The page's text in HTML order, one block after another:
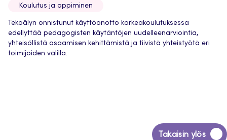
Koulutus ja oppiminen
Tekoälyn onnistunut käyttöönotto korkeakoulutuksessa
edellyttää pedagogisten käytäntöjen uudelleenarviointia,
yhteisöllistä osaamisen kehittämistä ja tiivistä yhteistyötä eri
toimijoiden välillä.
Takaisin ylös
Siirry